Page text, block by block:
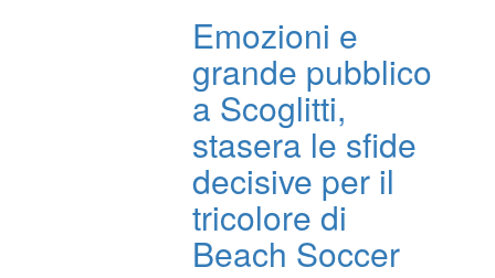
Emozioni e
grande pubblico
a Scoglitti,
stasera le sfide
decisive per il
tricolore di
Beach Soccer